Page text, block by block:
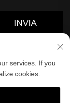
INVIA
services. If you
cookies.